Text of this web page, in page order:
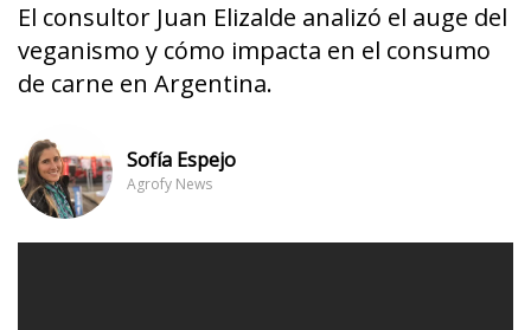
El consultor Juan Elizalde analizó el auge del
veganismo y cómo impacta en el consumo
de carne en Argentina.
Sofía Espejo
Agrofy News